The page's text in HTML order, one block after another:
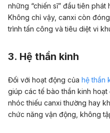
những “chiến sĩ” đầu tiên
Không chỉ vậy, canxi còn
trình tấn công và tiêu diệt vi
3. Hệ thần kinh
Đối với hoạt động của hệ thần
giúp các tế bào thần kinh
nhóc thiếu canxi thường hay
chức năng vận động, không